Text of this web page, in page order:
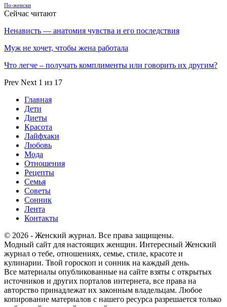
По-женски
Сейчас читают
Ненависть — анатомия чувства и его последствия
Муж не хочет, чтобы жена работала
Что легче – получать комплименты или говорить их другим?
Prev Next 1 из 17
Главная
Дети
Диеты
Красота
Лайфхаки
Любовь
Мода
Отношения
Рецепты
Семья
Советы
Сонник
Лента
Контакты
© 2026 - Женский журнал. Все права защищены.
Модный сайт для настоящих женщин. Интересный Женский
журнал о тебе, отношениях, семье, стиле, красоте и
кулинарии. Твой гороскоп и сонник на каждый день.
Все материалы опубликованные на сайте взяты с открытых
источников и других порталов интернета, все права на
авторство принадлежат их законным владельцам. Любое
копирование материалов с нашего ресурса разрешается только